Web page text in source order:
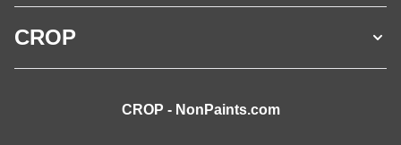
CROP
CROP - NonPaints.com